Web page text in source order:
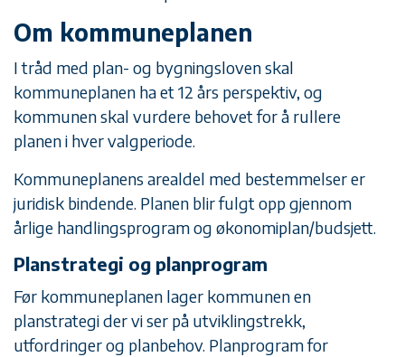
Om kommuneplanen
I tråd med plan- og bygningsloven skal
kommuneplanen ha et 12 års perspektiv, og
kommunen skal vurdere behovet for å rullere
planen i hver valgperiode.
Kommuneplanens arealdel med bestemmelser er
juridisk bindende. Planen blir fulgt opp gjennom
årlige handlingsprogram og økonomiplan/budsjett.
Planstrategi og planprogram
Før kommuneplanen lager kommunen en
planstrategi der vi ser på utviklingstrekk,
utfordringer og planbehov. Planprogram for